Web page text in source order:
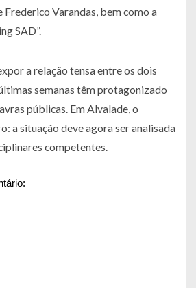
Varandas, bem como a
SAD”.
a relação tensa entre os dois
semanas têm protagonizado
públicas. Em Alvalade, o
a situação deve agora ser analisada
competentes.